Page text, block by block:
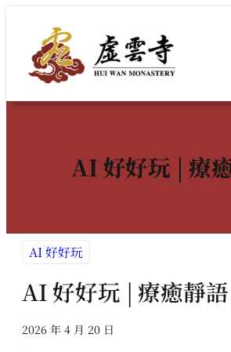
內
AI 好好玩 | 療
AI 好好玩
AI 好好玩 | 療癒靜語
2026 年 4 月 20 日